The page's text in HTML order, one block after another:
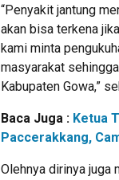
“Penyakit jantung
akan bisa terkena
kami minta
masyarakat
Kabupaten Gowa,”
Baca Juga : Ketua
Paccerakkang,
Olehnya dirinya juga